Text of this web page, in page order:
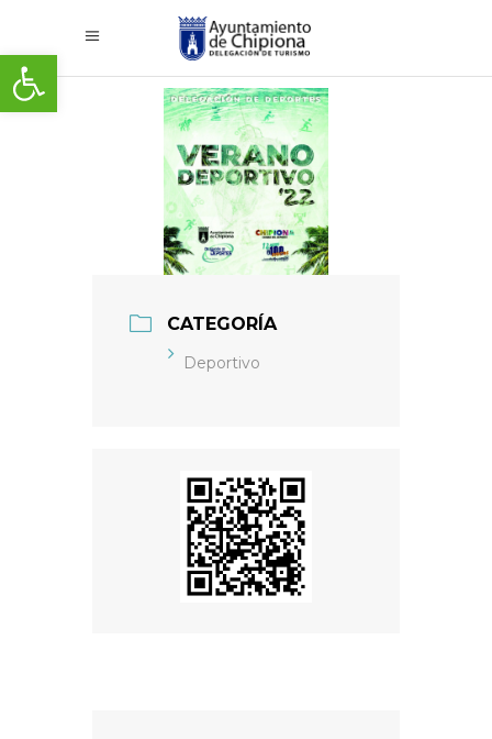
Abrir barra de herramientas
CATEGORÍA
Deportivo